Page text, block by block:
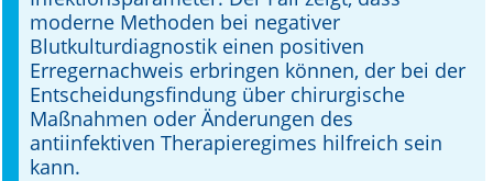
moderne Methoden bei negativer
Blutkulturdiagnostik einen positiven
Erregernachweis erbringen können, der bei der
Entscheidungsfindung über chirurgische
Maßnahmen oder Änderungen des
antiinfektiven Therapieregimes hilfreich sein
kann.